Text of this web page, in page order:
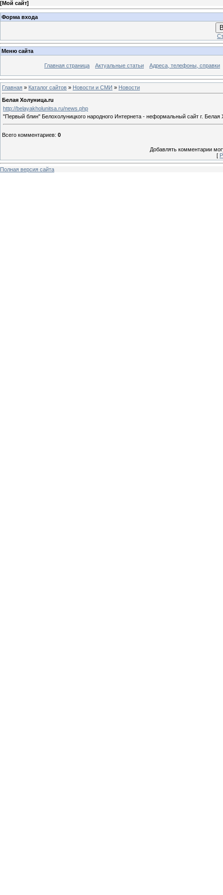
[Мой сайт]
Форма входа
Меню сайта
Главная страница Актуальные статьи Адреса, телефоны, справки
Главная » Каталог сайтов » Новости и СМИ » Новости
Белая Холуница.ru
http://belayakholunitsa.ru/news.php
"Первый блин" Белохолуницкого народного Интернета - неформальный сайт г. Белая
Всего комментариев: 0
Добавлять комментарии
[
Полная версия сайта